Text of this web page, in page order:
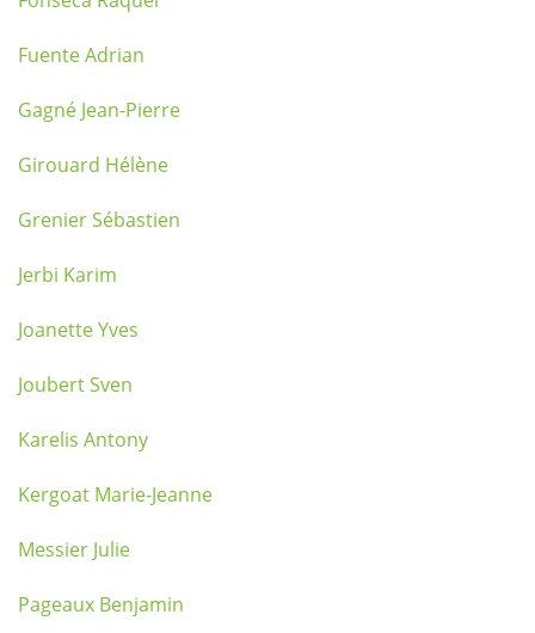
Fuente Adrian
Gagné Jean-Pierre
Girouard Hélène
Grenier Sébastien
Jerbi Karim
Joanette Yves
Joubert Sven
Karelis Antony
Kergoat Marie-Jeanne
Messier Julie
Pageaux Benjamin